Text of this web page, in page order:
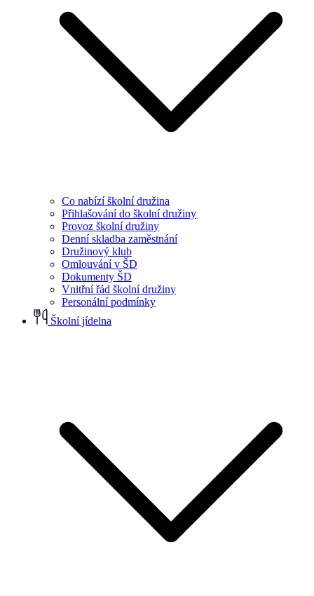
Co nabízí školní družina
Přihlašování do školní družiny
Provoz školní družiny
Denní skladba zaměstnání
Družinový klub
Omlouvání v ŠD
Dokumenty ŠD
Vnitřní řád školní družiny
Personální podmínky
Školní jídelna